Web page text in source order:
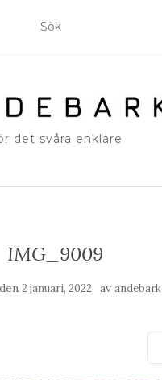
det svåra enklare
IMG_9009
2 januari, 2022 av andebark